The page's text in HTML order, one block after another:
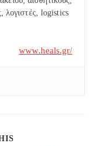
λογιστές, logistics
www.heals.gr/